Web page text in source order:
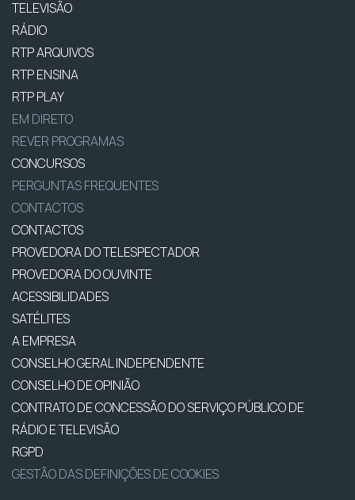
TELEVISÃO
RÁDIO
RTP ARQUIVOS
RTP ENSINA
RTP PLAY
EM DIRETO
REVER PROGRAMAS
CONCURSOS
PERGUNTAS FREQUENTES
CONTACTOS
CONTACTOS
PROVEDORA DO TELESPECTADOR
PROVEDORA DO OUVINTE
ACESSIBILIDADES
SATÉLITES
A EMPRESA
CONSELHO GERAL INDEPENDENTE
CONSELHO DE OPINIÃO
CONTRATO DE CONCESSÃO DO SERVIÇO PÚBLICO DE
RÁDIO E TELEVISÃO
RGPD
GESTÃO DAS DEFINIÇÕES DE COOKIES